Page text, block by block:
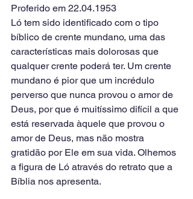
Proferido em 22.04.1953
Ló tem sido identificado com o tipo
bíblico de crente mundano, uma das
características mais dolorosas que
qualquer crente poderá ter. Um crente
mundano é pior que um incrédulo
perverso que nunca provou o amor de
Deus, por que é muitíssimo difícil a que
está reservada àquele que provou o
amor de Deus, mas não mostra
gratidão por Ele em sua vida. Olhemos
a figura de Ló através do retrato que a
Bíblia nos apresenta.